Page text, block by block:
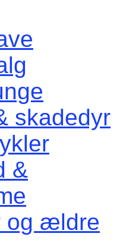
skadedyr
&
og ældre